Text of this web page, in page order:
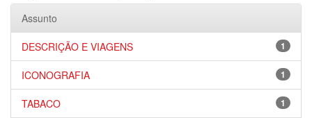
Assunto
1
DESCRIÇÃO E VIAGENS
1
ICONOGRAFIA
1
TABACO